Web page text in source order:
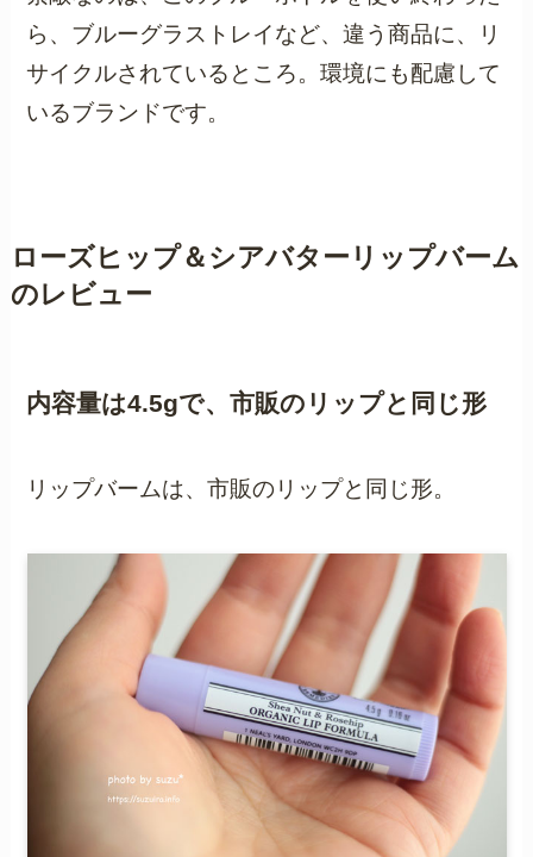
ら、ブルーグラストレイなど、違う商品に、リ
サイクルされているところ。環境にも配慮して
いるブランドです。
ローズヒップ＆シアバターリップバーム
のレビュー
内容量は4.5gで、市販のリップと同じ形
リップバームは、市販のリップと同じ形。